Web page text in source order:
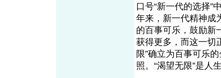
口号“新一代的选择”
年来，新一代精神成
的百事可乐，鼓励新
获得更多，而这一切
限”确立为百事可乐
照。“渴望无限”是人